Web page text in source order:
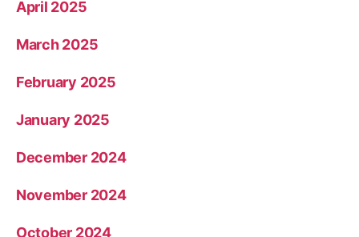
April 2025
March 2025
February 2025
January 2025
December 2024
November 2024
October 2024